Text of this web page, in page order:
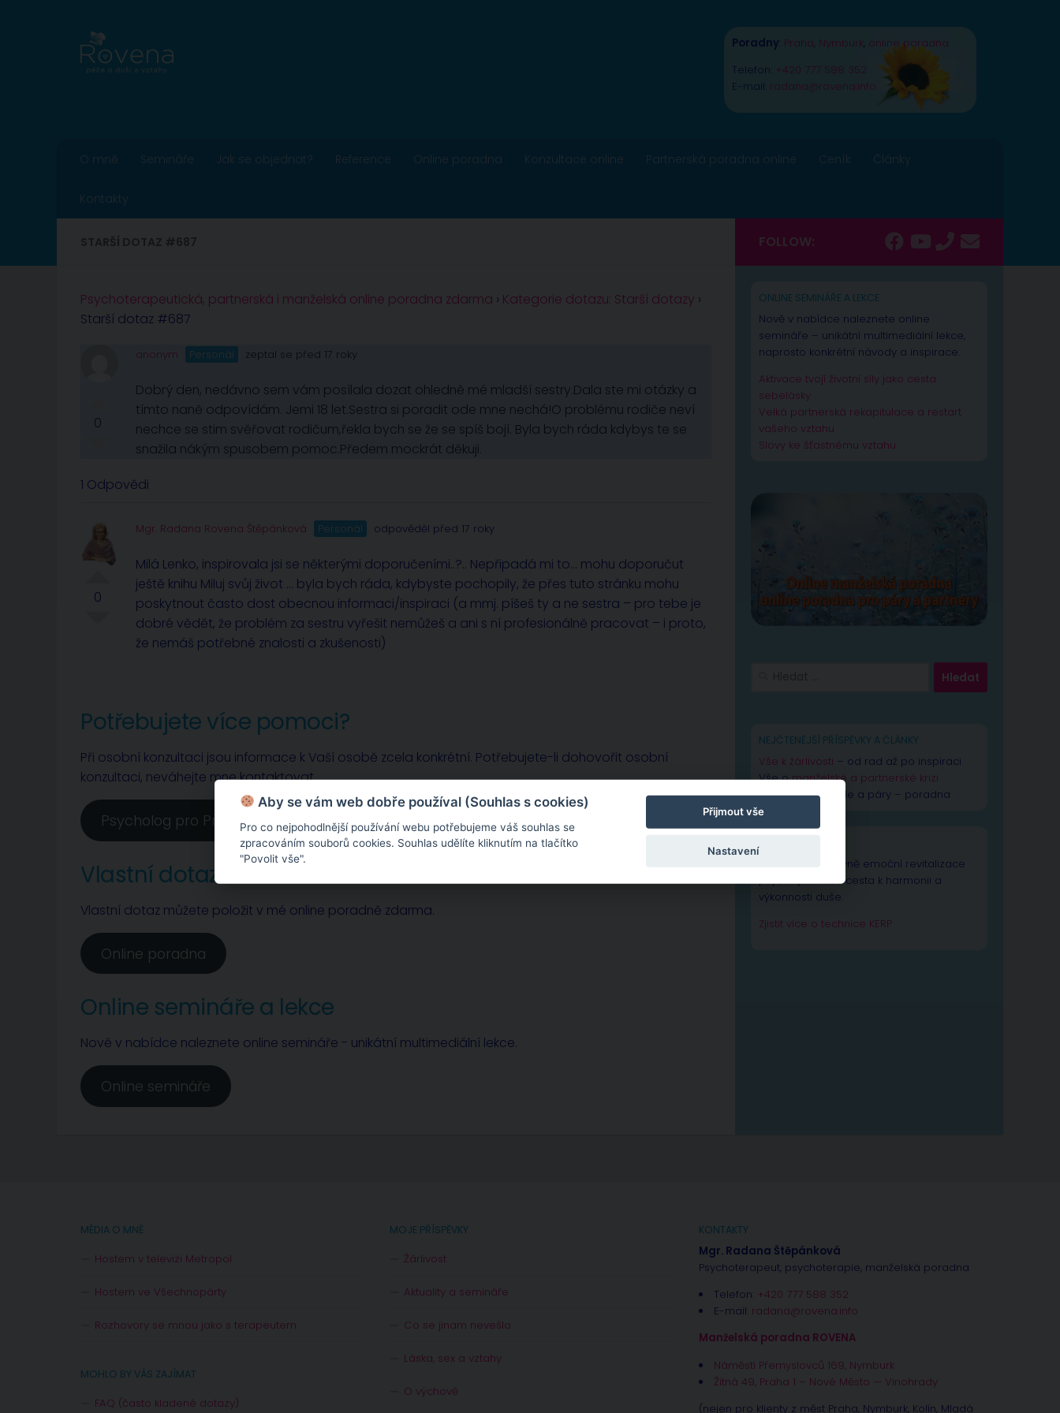
Poradny Praha Nymburk online poradna
Telefon: +420 777 588 352
E-mail: radana@rovena.info
O mně Semináře Jak se objednat? Reference Online poradna Konzultace online Partnerská poradna online Ceník Články
Kontakty
Psychoterapeutická, partnerská i manželská online poradna zdarma › Kategorie dotazu: Starší dotazy ›
Starší dotaz #687
0
anonym Personál zeptal se před 17 roky
Dobrý den, nedávno sem vám posílala dozat ohledně mé mladší sestry.Dala ste mi otázky a
tímto naně odpovídám. Jemi 18 let.Sestra si poradit ode mne nechá!O problému rodiče neví
nechce se stim svěřovat rodičum,řekla bych se že se spíš bojí. Byla bych ráda kdybys te se
snažila nákým spusobem pomoc.Předem mockrát děkuji.
1 Odpovědi
0
Mgr. Radana Rovena Štěpánková Personál odpověděl před 17 roky
Milá Lenko, inspirovala jsi se některými doporučeními..?.. Nepřipadá mi to… mohu doporučut
ještě knihu Miluj svůj život … byla bych ráda, kdybyste pochopily, že přes tuto stránku mohu
poskytnout často dost obecnou informaci/inspiraci (a mmj. píšeš ty a ne sestra – pro tebe je
dobré vědět, že problém za sestru vyřešit nemůžeš a ani s ní profesionálně pracovat – i proto,
že nemáš potřebné znalosti a zkušenosti)
Potřebujete více pomoci?
Při osobní konzultaci jsou informace k Vaší osobě zcela konkrétní. Potřebujete-li dohovořit osobní
konzultaci, neváhejte mne kontaktovat.
Psycholog pro Prahu a Nymburk
Vlastní dotaz
Vlastní dotaz můžete položit v mé online poradně zdarma.
Online poradna
Online semináře a lekce
Nově v nabídce naleznete online semináře - unikátní multimediální lekce.
Online semináře
FOLLOW:
ONLINE SEMINÁŘE A LEKCE
Nově v nabídce naleznete online
semináře – unikátní multimediální lekce,
naprosto konkrétní návody a inspirace.
Aktivace tvojí životní síly jako cesta
sebelásky
Velká partnerská rekapitulace a restart
vašeho vztahu
Slovy ke šťastnému vztahu
NEJČTENĚJŠÍ PŘÍSPĚVKY A ČLÁNKY
Vše k žárlivosti – od rad až po inspiraci
Vše omanželské a partnerské krizi
Rady pro manžele a páry – poradna
Technika Kognitivně emoční revitalizace
psychiky – Vaše cesta k harmonii a
výkonnosti duše.
Zjistit více o technice KERP
MÉDIA O MNĚ
Hostem v televizi Metropol
Hostem ve Všechnopárty
Rozhovory se mnou jako s terapeutem
MOHLO BY VÁS ZAJÍMAT
FAQ (často kladené dotazy)
MOJE PŘÍSPĚVKY
Žárlivost
Aktuality a semináře
Co se jinam nevešlo
Láska, sex a vztahy
O výchově
KONTAKTY
Mgr. Radana Štěpánková
Psychoterapeut, psychoterapie, manželská poradna
Telefon: +420 777 588 352
E-mail: radana@rovena.info
Manželská poradna ROVENA
Náměstí Přemyslovců 169, Nymburk
Žitná 49, Praha 1 – Nové Město — Vinohrady
(nejen pro klienty z měst Praha, Nymburk, Kolín, Mladá
Aby se vám web dobře používal (Souhlas s cookies)
Pro co nejpohodlnější používání webu potřebujeme váš souhlas se
zpracováním souborů cookies. Souhlas udělíte kliknutím na tlačítko
"Povolit vše".
Přijmout vše
Nastavení